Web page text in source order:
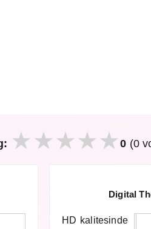
0 (0
Digital
HD kalitesinde